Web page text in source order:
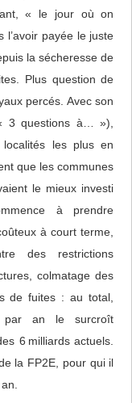
« le jour où on
l’avoir payée le juste
la sécheresse de
Plus question de
percés. Avec son
3 questions à… »),
les plus en
que les communes
le mieux investi
à prendre
à court terme,
des restrictions
colmatage des
de fuites : au total,
par an le surcroît
6 milliards actuels.
la FP2E, pour qui il